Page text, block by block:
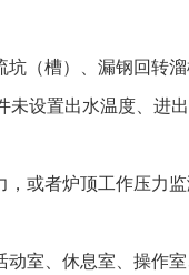
（槽）、漏钢回转
设置出水温度、进
或者炉顶工作压力
室、休息室、操作